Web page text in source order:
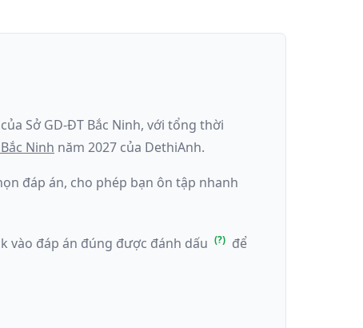
Sở GD-ĐT Bắc Ninh, với tổng thời
Ninh năm 2027 của DethiAnh.
đáp án, cho phép bạn ôn tập nhanh
vào đáp án đúng được đánh dấu
để